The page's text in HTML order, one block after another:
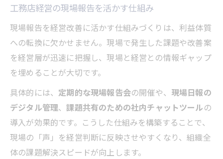
工務店経営の現場報告を活かす仕組み
現場報告を経営改善に活かす仕組みづくりは、利益体質
への転換に欠かせません。現場で発生した課題や改善案
を経営層が迅速に把握し、現場と経営との情報ギャップ
を埋めることが大切です。
具体的には、 定期的な現場報告会の開催や、 現場日報の
デジタル管理、課題共有のための社内チャットツールの
導入が効果的です。こうした仕組みを構築することで、
現場の「声」を経営判断に反映させやすくなり、組織全
体の課題解決スピードが向上します。